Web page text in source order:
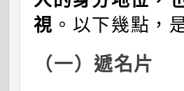
視 。以下幾點，
（一）遞名片